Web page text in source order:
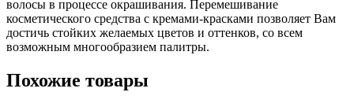
волосы в процессе окрашивания. Перемешивание
косметического средства с кремами-красками позволяет Вам
достичь стойких желаемых цветов и оттенков, со всем
возможным многообразием палитры.
Похожие товары